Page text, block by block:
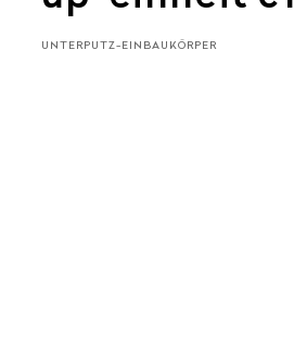
UNTERPUTZ-EINBAUKÖRPER